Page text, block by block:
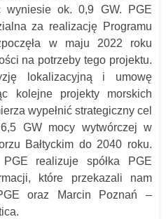
ok. 0,9 GW. PGE
za realizację Programu
w maju 2022 roku
na potrzeby tego projektu.
lokalizacyjną i umowę
kolejne projekty morskich
wypełnić strategiczny cel
GW mocy wytwórczej w
Bałtyckim do 2040 roku.
realizuje spółka PGE
które przekazali nam
oraz Marcin Poznań –